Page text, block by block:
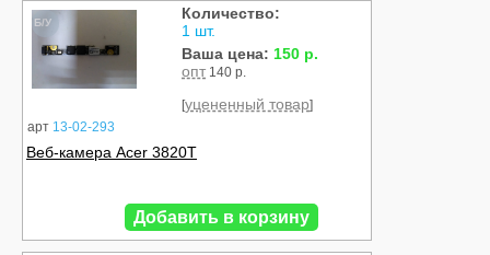
Б/У
арт 13-02-293
Количество:
1 шт.
Ваша цена: 150 р.
опт 140 р.
[уцененный товар]
Веб-камера Acer 3820T
Добавить в корзину